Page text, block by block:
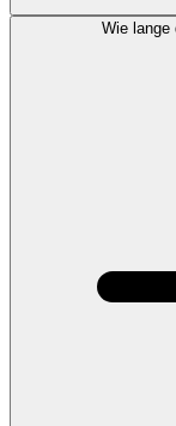
Wie lange